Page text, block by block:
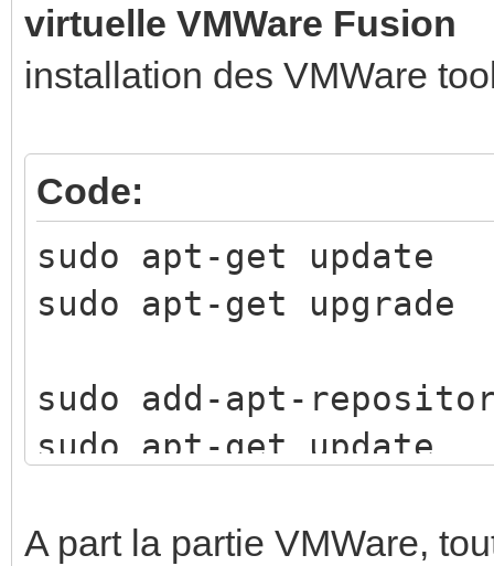
virtuelle VMWare Fusion
installation des VMWare
Code:
sudo apt-get update
sudo apt-get upgrade
sudo add-apt-
sudo apt-get update
libelementary-dev
A part la partie VMWare,